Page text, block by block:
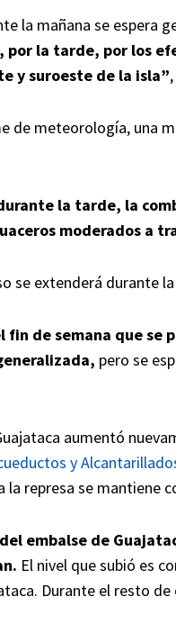
la mañana se espera
por la tarde, por los
y suroeste de la isla”
de meteorología, una
la tarde, la
moderados a
se extenderá durante
fin de semana que
pero se
aumentó
y
la represa se mantiene
embalse de
El nivel que subió es
Durante el resto